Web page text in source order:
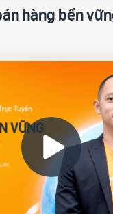
hàng bền